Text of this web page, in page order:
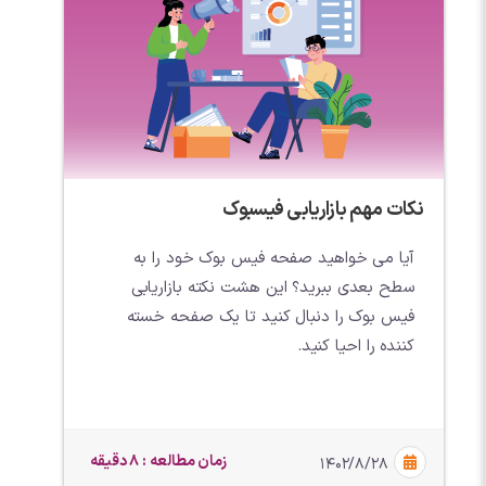
نکات مهم بازاریابی فیسبوک
آیا می خواهید صفحه فیس بوک خود را به
سطح بعدی ببرید؟ این هشت نکته بازاریابی
فیس بوک را دنبال کنید تا یک صفحه خسته
کننده را احیا کنید.
۱۴۰۲/۸/۲۸ زمان مطالعه : 8 دقیقه